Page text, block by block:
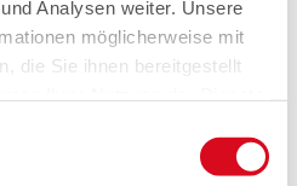
Analysen weiter. Unsere
möglicherweise mit
die Sie ihnen bereitgestellt